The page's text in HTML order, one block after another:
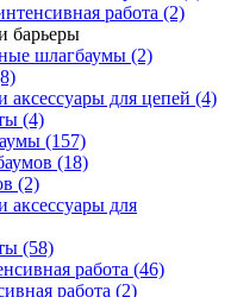
работа (2)
барьеры
шлагбаумы (2)
для цепей (4)
(4)
(157)
(18)
(2)
для
(58)
работа (46)
работа (2)